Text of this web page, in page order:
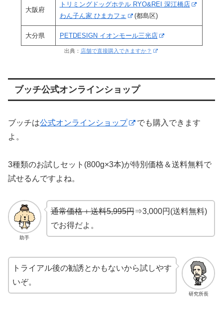
大阪府
トリミングドッグホテル RYO&REI 深江橋店
わん子ん家 ひまカフェ
(都島区)
大分県 PETDESIGN イオンモール三光店
出典： 店舗で直接購入できますか？
ブッチ公式オンラインショップ
ブッチは公式オンラインショップ
でも購入できます
よ。
3種類のお試しセット(800g×3本)が特別価格＆送料無料で
試せるんですよね。
助手
通常価格＋送料5,995円⇒3,000円(送料無料)
でお得だよ。
研究所長
トライアル後の勧誘とかもないから試しやす
いぞ。